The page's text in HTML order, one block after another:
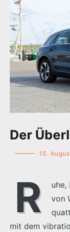
Der
15.
R
uhe,
von
mit dem